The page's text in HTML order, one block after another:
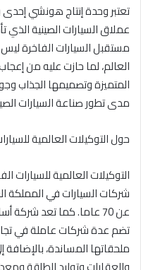
تعتبر وحدة إنتاج هونشي
مستقبل السيارات الفاخرة
العالم، لما حازت عليه من
المتميزة وتصميمها الجذاب
مدى تطور صناعة السيارات
حول التوكيلات العالمية
التوكيلات العالمية للسيارات
شركات السيارات في المملكة
عن 70 عاما. كما تعد
تضم عدة شركات عاملة في
ملحقاتها المساندة،